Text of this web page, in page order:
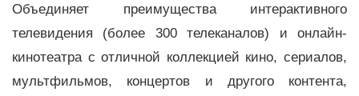
Объединяет преимущества интерактивного
телевидения (более 300 телеканалов) и онлайн-
кинотеатра с отличной коллекцией кино, сериалов,
мультфильмов, концертов и другого контента,